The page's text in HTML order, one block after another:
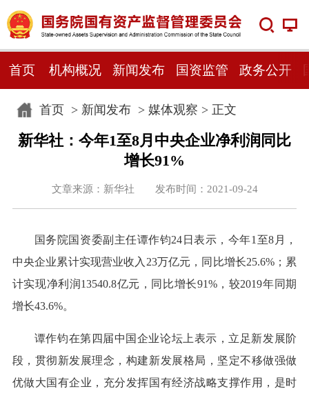
首页 机构概况 新闻发布 国资监管 政务公开
首页> 新闻发布> 媒体观察 > 正文
新华社：今年1至8月中央企业净利润同比
增长91%
文章来源：新华社 发布时间：2021-09-24
国务院国资委副主任谭作钧24日表示，今年1至8月，
中央企业累计实现营业收入23万亿元，同比增长25.6%；累
计实现净利润13540.8亿元，同比增长91%，较2019年同期
增长43.6%。
谭作钧在第四届中国企业论坛上表示，立足新发展阶
段，贯彻新发展理念，构建新发展格局，坚定不移做强做
优做大国有企业，充分发挥国有经济战略支撑作用，是时